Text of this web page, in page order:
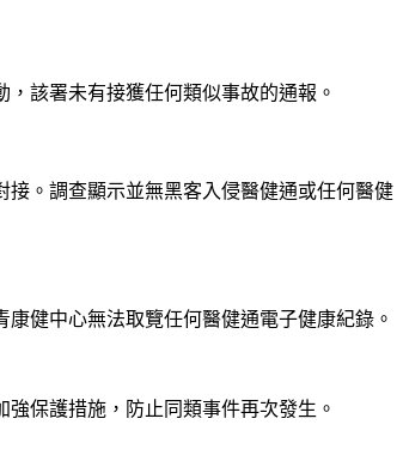
該署未有接獲任何類似事故的通報。
。調查顯示並無黑客入侵醫健通或任何醫健
健中心無法取覽任何醫健通電子健康紀錄。
保護措施，防止同類事件再次發生。